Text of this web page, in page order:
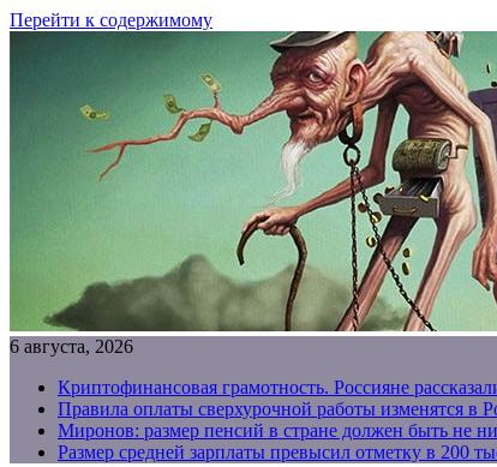
Перейти к содержимому
6 августа, 2026
Криптофинансовая грамотность. Россияне
Правила оплаты сверхурочной работы изменятся в
Миронов: размер пенсий в стране должен быть не
Размер средней зарплаты превысил отметку в 200